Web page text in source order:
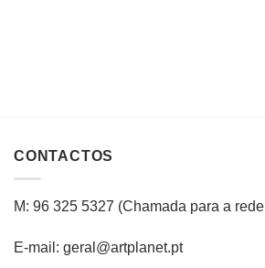
CONTACTOS
M: 96 325 5327 (Chamada para a rede
E-mail: geral@artplanet.pt